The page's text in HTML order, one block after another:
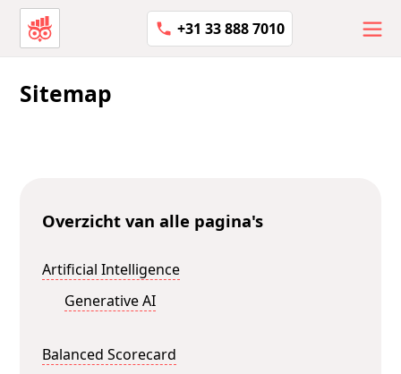
+31 33 888 7010
Sitemap
Overzicht van alle pagina's
Artificial Intelligence
Generative AI
Balanced Scorecard